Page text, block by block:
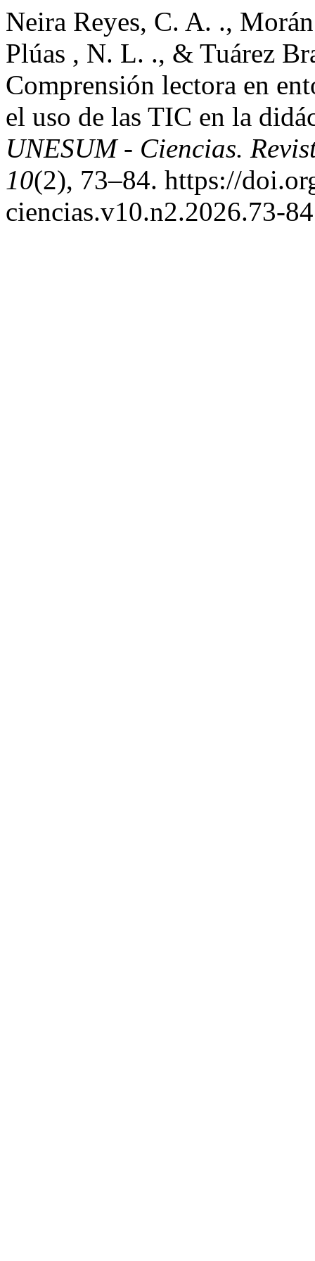
Neira Reyes, C. A. .,
Plúas , N. L. ., & Tuárez
Comprensión lectora en
el uso de las TIC en la
UNESUM - Ciencias.
10(2), 73–84. https://
ciencias.v10.n2.2026.73-84